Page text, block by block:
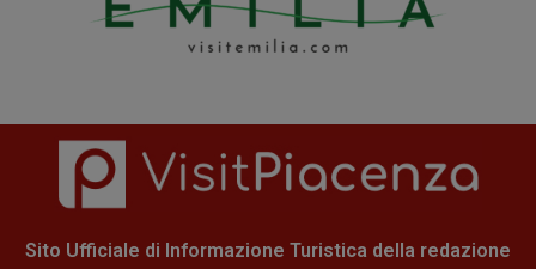
Sito Ufficiale di Informazione Turistica della redazione